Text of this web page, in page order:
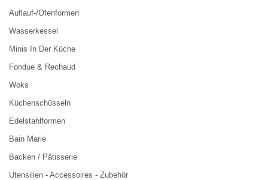
Auflauf-/Ofenformen
Wasserkessel
Minis In Der Küche
Fondue & Rechaud
Woks
Küchenschüsseln
Edelstahlformen
Bain Marie
Backen / Pâtisserie
Utensilien - Accessoires - Zubehör